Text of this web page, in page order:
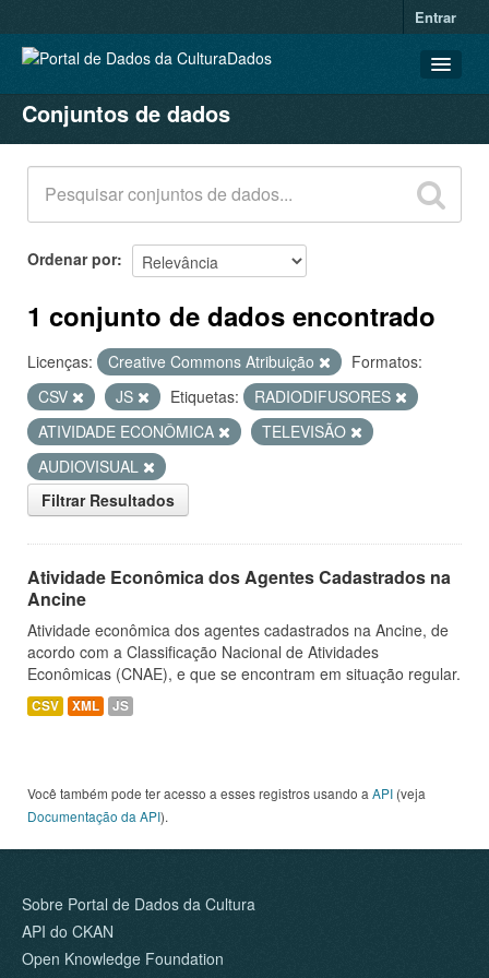
Entrar
CONJUNTOS DE DADOS
ORGANIZAÇÕES
GRUPOS
SOBRE
Conjuntos de dados
Ordenar por
1 conjunto de dados encontrado
Licenças: Creative Commons Atribuição
Formatos:
CSV
JS Etiquetas:
RADIODIFUSORES
ATIVIDADE ECONÔMICA
TELEVISÃO
AUDIOVISUAL
Filtrar Resultados
Atividade Econômica dos Agentes Cadastrados na
Ancine
Atividade econômica dos agentes cadastrados na Ancine, de
acordo com a Classificação Nacional de Atividades
Econômicas (CNAE), e que se encontram em situação regular.
CSV XML JS
Você também pode ter acesso a esses registros usando a API (veja
Documentação da API).
Sobre Portal de Dados da Cultura
API do CKAN
Open Knowledge Foundation